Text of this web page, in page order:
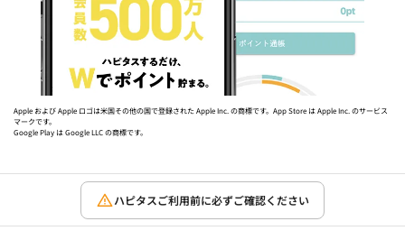
Apple および Apple ロゴは米国その他の国で登録された Apple Inc. の商標です。App Store は Apple Inc. のサービス
マークです。
Google Play は Google LLC の商標です。
ハピタスご利用前に必ずご確認ください